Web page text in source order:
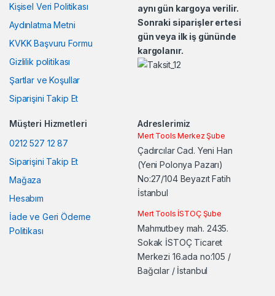
Kişisel Veri Politikası
Aydınlatma Metni
KVKK Başvuru Formu
Gizlilik politikası
Şartlar ve Koşullar
Siparişini Takip Et
aynı gün kargoya verilir.
Sonraki siparişler ertesi
gün veya ilk iş gününde
kargolanır.
Müşteri Hizmetleri
0212 527 12 87
Siparişini Takip Et
Mağaza
Hesabım
İade ve Geri Ödeme
Politikası
Adreslerimiz
Mert Tools Merkez Şube
Çadırcılar Cad. Yeni Han
(Yeni Polonya Pazarı)
No:27/104 Beyazıt Fatih
İstanbul
Mert Tools İSTOÇ Şube
Mahmutbey mah. 2435.
Sokak İSTOÇ Ticaret
Merkezi 16.ada no:105 /
Bağcılar / İstanbul